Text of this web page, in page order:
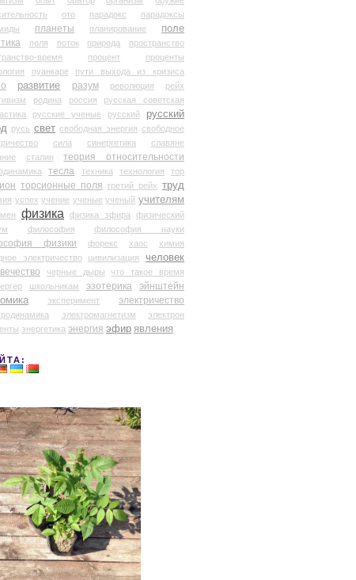
ото парадокс
парадоксы
планеты планирование
поле
поля поток природа
пространство
время
процент
проценты
пуанкаре пути выхода из кризиса
развитие разум революция
рейх
родина россия
русская советская
русские ученые русский
русский
русь свет свободная энергия свободное
сила синергетика
славяне
сталин теория относительности
тесла техника технология тор
торсионные поля третий рейх труд
успех учение ученые ученый учителям
физика физика эфира
физический
философия философия науки
физики форекс хаос
химия
электричество
цивилизация человек
черные дыры
что такое время
школьникам эзотерика
эйнштейн
эксперимент электричество
электромагнетизм
электрон
энергетика энергия эфир явления